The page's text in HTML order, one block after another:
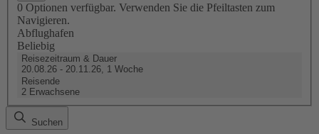
0 Optionen verfügbar. Verwenden Sie die Pfeiltasten zum
Navigieren.
Abflughafen
Beliebig
Reisezeitraum & Dauer
20.08.26 - 20.11.26, 1 Woche
Reisende
2 Erwachsene
Suchen